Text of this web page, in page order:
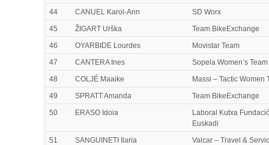
44
CANUEL Karol-Ann
SD Worx
45
ŽIGART Urška
Team BikeExchange
46
OYARBIDE Lourdes
Movistar Team
47
CANTERA Ines
Sopela Women’s Team
48
COLJÉ Maaike
Massi – Tactic Women
49
SPRATT Amanda
Team BikeExchange
50
ERASO Idoia
Laboral Kutxa
Euskadi
51
SANGUINETI Ilaria
Valcar – Travel &